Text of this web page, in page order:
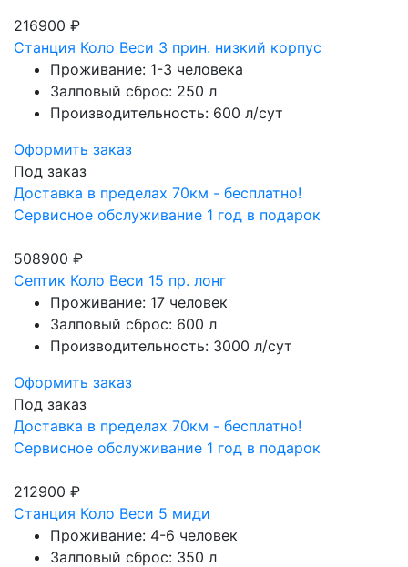
216900 ₽
Станция Коло Веси 3 прин. низкий корпус
Проживание: 1-3 человека
Залповый сброс: 250 л
Производительность: 600 л/сут
Оформить заказ
Под заказ
Доставка в пределах 70км - бесплатно!
Сервисное обслуживание 1 год в подарок
508900 ₽
Септик Коло Веси 15 пр. лонг
Проживание: 17 человек
Залповый сброс: 600 л
Производительность: 3000 л/сут
Оформить заказ
Под заказ
Доставка в пределах 70км - бесплатно!
Сервисное обслуживание 1 год в подарок
212900 ₽
Станция Коло Веси 5 миди
Проживание: 4-6 человек
Залповый сброс: 350 л